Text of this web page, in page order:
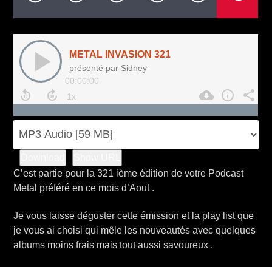
C’est partie pour la 321 ième édition de votre Podcast
Metal préféré en ce mois d’Aout .
Je vous laisse déguster cette émission et la play list que
je vous ai choisi qui mêle les nouveautés avec quelques
albums moins frais mais tout aussi savoureux .